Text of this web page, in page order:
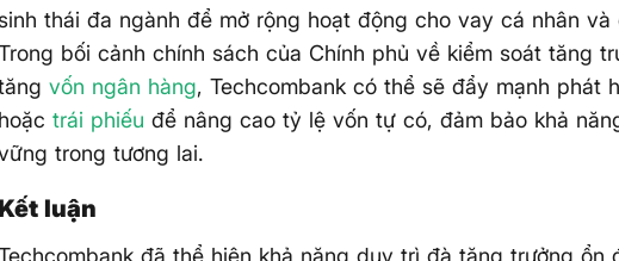
sinh thái đa ngành để mở rộng hoạt động cho vay cá nhân và
bối cảnh chính sách của Chính phủ về kiểm soát tăng
vốn ngân hàng, Techcombank có thể sẽ đẩy mạnh phát
hoặctrái phiếu để nâng cao tỷ lệ vốn tự có, đảm bảo khả
trong tương lai.
luận
đã thể hiện khả năng duy trì đà tăng trưởng ổn